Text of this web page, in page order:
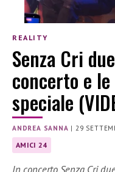
REALITY
Senza Cri
concerto e
speciale
ANDREA SANNA |29
AMICI 24